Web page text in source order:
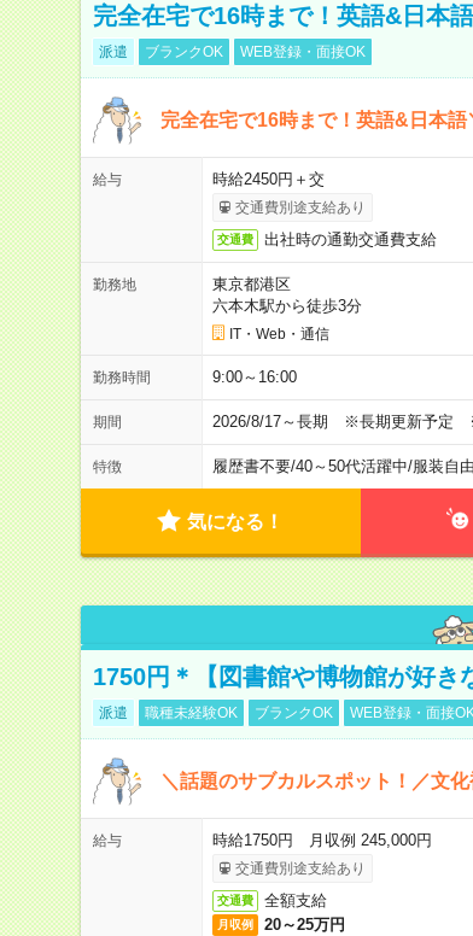
完全在宅で16時まで！英語&日本
派遣 ブランクOK WEB登録・面接OK
完全在宅で16時まで！英語&日本
給与 時給2450円＋交
交通費別途支給あり
交通費 出社時の通勤交通費支給
勤務地
東京都港区
六本木駅から徒歩3分
IT・Web・通信
勤務時間 9:00～16:00
期間 2026/8/17～長期 ※長期更新予定
特徴 履歴書不要/40～50代活躍中/服装自由
気になる！
1750円＊【図書館や博物館が好
派遣 職種未経験OK ブランクOK WEB登録・面接OK
＼話題のサブカルスポット！／文
給与 時給1750円 月収例 245,000円
交通費別途支給あり
交通費 全額支給
月収例 20～25万円